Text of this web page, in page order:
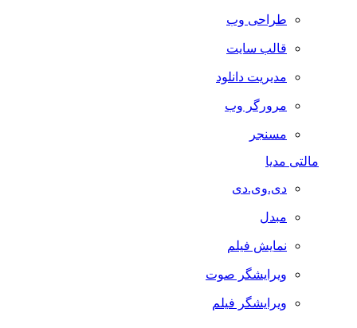
طراحی وب
قالب سایت
مدیریت دانلود
مرورگر وب
مسنجر
مالتی مدیا
دی.وی.دی
مبدل
نمایش فیلم
ویرایشگر صوت
ویرایشگر فیلم